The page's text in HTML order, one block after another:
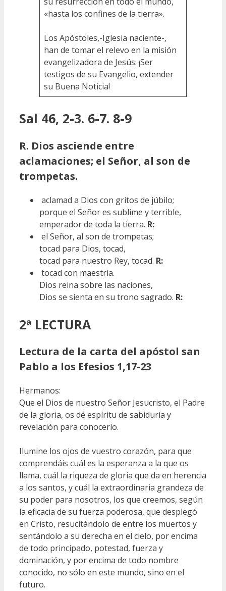
«hasta los confines de la tierra».
Los Apóstoles,-Iglesia naciente-,
han de tomar el relevo en la misión
evangelizadora de Jesús: ¡Ser
testigos de su Evangelio, extender
su Buena Noticia!
Sal 46, 2-3. 6-7. 8-9
R. Dios asciende entre
aclamaciones; el Señor, al son de
trompetas.
aclamad a Dios con gritos de júbilo;
porque el Señor es sublime y terrible,
emperador de toda la tierra. R:
el Señor, al son de trompetas;
tocad para Dios, tocad,
tocad para nuestro Rey, tocad. R:
tocad con maestría.
Dios reina sobre las naciones,
Dios se sienta en su trono sagrado. R:
2ª LECTURA
Lectura de la carta del apóstol san
Pablo a los Efesios 1,17-23
Hermanos:
Que el Dios de nuestro Señor Jesucristo, el Padre
de la gloria, os dé espíritu de sabiduría y
revelación para conocerlo.
Ilumine los ojos de vuestro corazón, para que
comprendáis cuál es la esperanza a la que os
llama, cuál la riqueza de gloria que da en herencia
a los santos, y cuál la extraordinaria grandeza de
su poder para nosotros, los que creemos, según
la eficacia de su fuerza poderosa, que desplegó
en Cristo, resucitándolo de entre los muertos y
sentándolo a su derecha en el cielo, por encima
de todo principado, potestad, fuerza y
dominación, y por encima de todo nombre
conocido, no sólo en este mundo, sino en el
futuro.